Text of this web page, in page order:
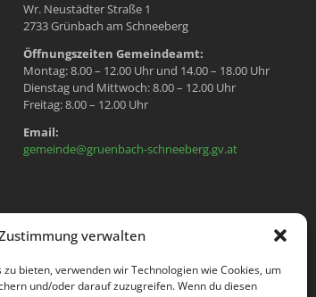
verwalten
bieten, verwenden wir Technologien wie Cookies, um
und/oder darauf zuzugreifen. Wenn du diesen
Wr. Neustädter Straße 1
2733 Grünbach am Schneeberg
Öffnungszeiten Gemeindeamt:
Montag: 8.00 – 12.00 Uhr und 14.00 – 18.00 Uhr
Dienstag und Mittwoch: 8.00 – 12.00 Uhr
Freitag: 8.00 – 12.00 Uhr
Email:
gemeinde@gruenbach-schneeberg.gv.at